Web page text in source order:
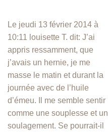
Le jeudi 13 février 2014 à
10:11 louisette T. dit: J’ai
appris ressamment, que
j’avais un hernie, je me
masse le matin et durant la
journée avec de l’huile
d’émeu. Il me semble sentir
comme une souplesse et un
soulagement. Se pourrait-il